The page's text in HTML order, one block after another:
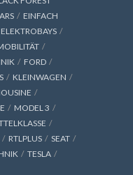
EINFACH
ELEKTROBAYS
FORD
KLEINWAGEN
MODEL 3
RTLPLUS
SEAT
TESLA